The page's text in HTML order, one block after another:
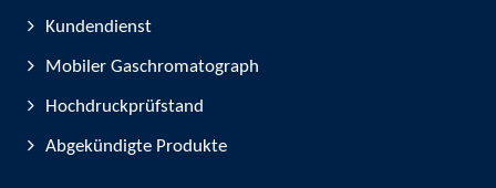
Kundendienst
Mobiler Gaschromatograph
Hochdruckprüfstand
Abgekündigte Produkte